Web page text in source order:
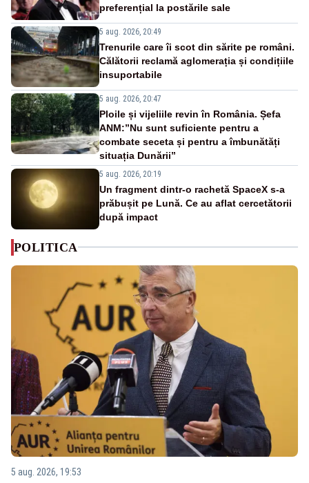
preferențial la postările sale
5 aug. 2026, 20:49
Trenurile care îi scot din sărite pe români.
Călătorii reclamă aglomerația și condițiile
insuportabile
5 aug. 2026, 20:47
Ploile și vijeliile revin în România. Șefa
ANM:”Nu sunt suficiente pentru a
combate seceta și pentru a îmbunătăți
situația Dunării”
5 aug. 2026, 20:19
Un fragment dintr-o rachetă SpaceX s-a
prăbușit pe Lună. Ce au aflat cercetătorii
după impact
POLITICA
5 aug. 2026, 19:53